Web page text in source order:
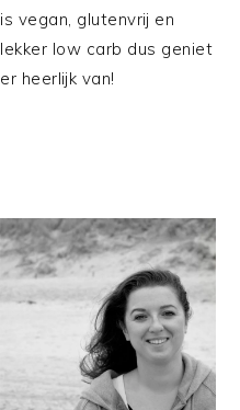
is vegan, glutenvrij en
lekker low carb dus geniet
er heerlijk van!